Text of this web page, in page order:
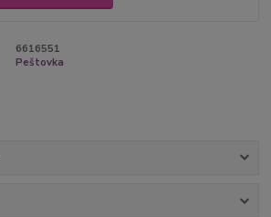
6616551
Peštovka